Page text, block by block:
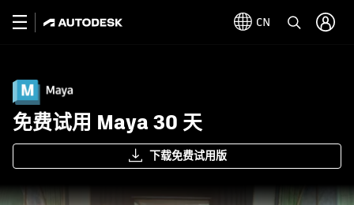
CN
免费试用 Maya 30 天
下载免费试用版